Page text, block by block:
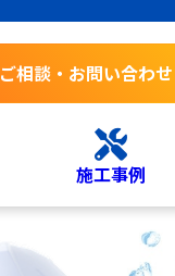
ご相談・お問い合わせ
施工事例